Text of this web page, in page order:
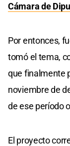
Cámara de
Por entonces,
tomó el tema,
que finalmente
noviembre de
de ese período
El proyecto